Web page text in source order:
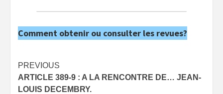
Comment obtenir ou consulter les revues?
Post
navigation
PREVIOUS
ARTICLE 389-9 : A LA RENCONTRE DE… JEAN-
LOUIS DECEMBRY.